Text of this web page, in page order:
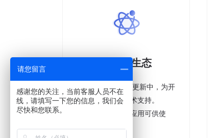
完整的生态
300+接口开放持续更新中，为开
发者提供坚实的技术支持。
应用商城中数百个应用可供使
请您留言
感谢您的关注，当前客服人员不在
线，请填写一下您的信息，我们会
尽快和您联系。